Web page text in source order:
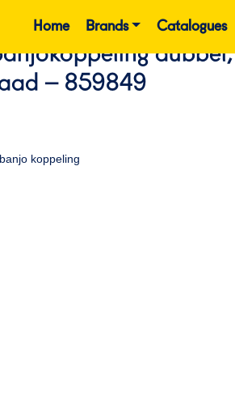
Home Brands Catalogues
– 859849
koppeling